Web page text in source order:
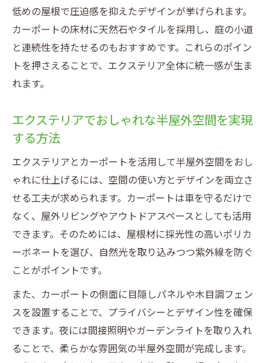
低めの屋根で圧迫感を抑えたデザインが挙げられます。
カーポートの床材に天然石やタイルを採用し、庭の小道
と連続性を持たせるのもおすすめです。これらのポイン
トを押さえることで、エクステリア全体に統一感が生ま
れます。
エクステリアでおしゃれな半屋外空間を実現
する方法
エクステリアとカーポートを活用して半屋外空間をおし
ゃれに仕上げるには、空間の使い方とデザインを両立さ
せる工夫が求められます。カーポートは車を守るだけで
なく、屋外リビングやアウトドアスペースとしても活用
できます。そのためには、屋根材に採光性の高いポリカ
ーボネートを選び、自然光を取り込みつつ紫外線を防ぐ
ことがポイントです。
また、カーポートの側面に目隠しパネルや木目調フェン
スを設置することで、プライバシーとデザイン性を確保
できます。夜には間接照明やガーデンライトを取り入れ
ることで、柔らかな雰囲気の半屋外空間が完成します。